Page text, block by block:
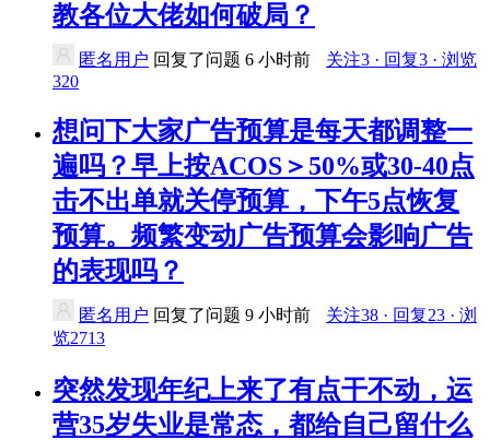
教各位大佬如何破局？
匿名用户 回复了问题 6 小时前
关注3 · 回复3 · 浏览
320
想问下大家广告预算是每天都调整一
遍吗？早上按ACOS＞50%或30-40点
击不出单就关停预算，下午5点恢复
预算。频繁变动广告预算会影响广告
的表现吗？
匿名用户 回复了问题 9 小时前
关注38 · 回复23 · 浏
览2713
突然发现年纪上来了有点干不动，运
营35岁失业是常态，都给自己留什么